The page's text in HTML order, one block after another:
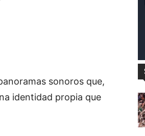
sonoros que,
identidad propia que